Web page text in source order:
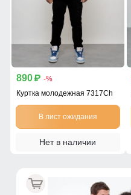
890 p -%
Куртка молодежная 7317Ch
В лист ожидания
Нет в наличии